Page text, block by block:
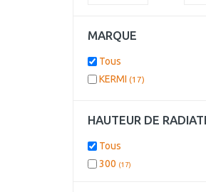
MARQUE
Tous
KERMI (17)
HAUTEUR DE
Tous
300 (17)